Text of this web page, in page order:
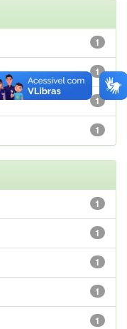
1
1
1
1
1
1
1
1
1